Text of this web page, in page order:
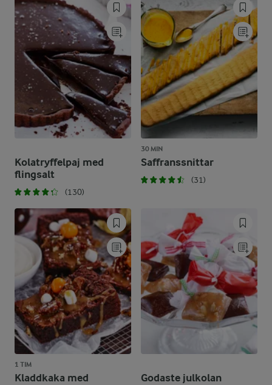
Kolatryffelpaj med
flingsalt
(130)
30 MIN
Saffranssnittar
(31)
1 TIM
Kladdkaka med
Godaste julkolan